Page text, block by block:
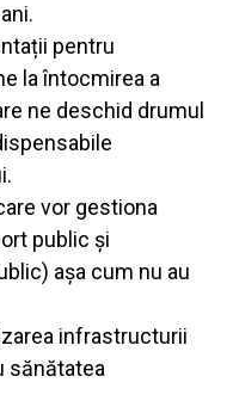
pentru
la întocmirea a
ne deschid drumul
vor gestiona
public și
așa cum nu au
infrastructurii
sănătatea